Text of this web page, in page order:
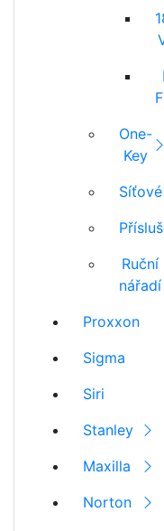
One-
Key
Síťové
Ruční
nářadí
Proxxon
Sigma
Siri
Stanley
Maxilla
Norton